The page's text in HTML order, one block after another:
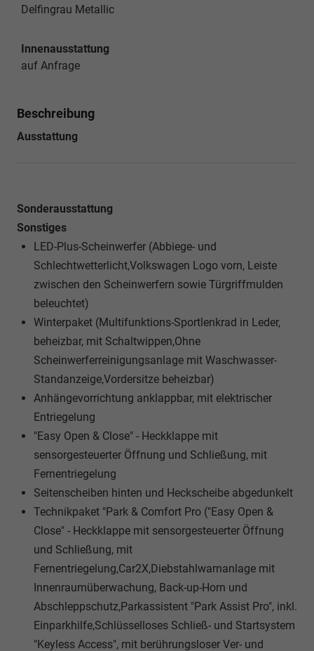
Delfingrau Metallic
Innenausstattung
auf Anfrage
Beschreibung
Ausstattung
Sonderausstattung
Sonstiges
LED-Plus-Scheinwerfer (Abbiege- und
Schlechtwetterlicht,Volkswagen Logo vorn, Leiste
zwischen den Scheinwerfern sowie Türgriffmulden
beleuchtet)
Winterpaket (Multifunktions-Sportlenkrad in Leder,
beheizbar, mit Schaltwippen,Ohne
Scheinwerferreinigungsanlage mit Waschwasser-
Standanzeige,Vordersitze beheizbar)
Anhängevorrichtung anklappbar, mit elektrischer
Entriegelung
"Easy Open & Close" - Heckklappe mit
sensorgesteuerter Öffnung und Schließung, mit
Fernentriegelung
Seitenscheiben hinten und Heckscheibe abgedunkelt
Technikpaket "Park & Comfort Pro ("Easy Open &
Close" - Heckklappe mit sensorgesteuerter Öffnung
und Schließung, mit
Fernentriegelung,Car2X,Diebstahlwarnanlage mit
Innenraumüberwachung, Back-up-Horn und
Abschleppschutz,Parkassistent "Park Assist Pro", inkl.
Einparkhilfe,Schlüsselloses Schließ- und Startsystem
"Keyless Access", mit berührungsloser Ver- und